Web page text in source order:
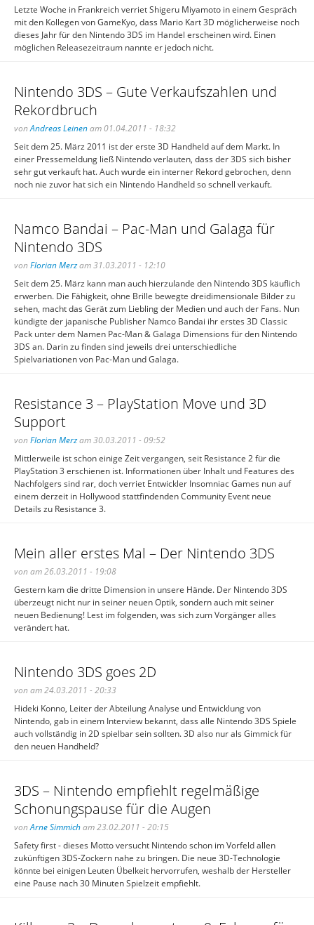
Letzte Woche in Frankreich verriet Shigeru Miyamoto in einem Gespräch
mit den Kollegen von GameKyo, dass Mario Kart 3D möglicherweise noch
dieses Jahr für den Nintendo 3DS im Handel erscheinen wird. Einen
möglichen Releasezeitraum nannte er jedoch nicht.
Nintendo 3DS – Gute Verkaufszahlen und
Rekordbruch
vonAndreas Leinenam 01.04.2011 - 18:32
Seit dem 25. März 2011 ist der erste 3D Handheld auf dem Markt. In
einer Pressemeldung ließ Nintendo verlauten, dass der 3DS sich bisher
sehr gut verkauft hat. Auch wurde ein interner Rekord gebrochen, denn
noch nie zuvor hat sich ein Nintendo Handheld so schnell verkauft.
Namco Bandai – Pac-Man und Galaga für
Nintendo 3DS
von Florian Merzam 31.03.2011 - 12:10
Seit dem 25. März kann man auch hierzulande den Nintendo 3DS käuflich
erwerben. Die Fähigkeit, ohne Brille bewegte dreidimensionale Bilder zu
sehen, macht das Gerät zum Liebling der Medien und auch der Fans. Nun
kündigte der japanische Publisher Namco Bandai ihr erstes 3D Classic
Pack unter dem Namen Pac-Man & Galaga Dimensions für den Nintendo
3DS an. Darin zu finden sind jeweils drei unterschiedliche
Spielvariationen von Pac-Man und Galaga.
Resistance 3 – PlayStation Move und 3D
Support
von Florian Merzam 30.03.2011 - 09:52
Mittlerweile ist schon einige Zeit vergangen, seit Resistance 2 für die
PlayStation 3 erschienen ist. Informationen über Inhalt und Features des
Nachfolgers sind rar, doch verriet Entwickler Insomniac Games nun auf
einem derzeit in Hollywood stattfindenden Community Event neue
Details zu Resistance 3.
Mein aller erstes Mal – Der Nintendo 3DS
von am 26.03.2011 - 19:08
Gestern kam die dritte Dimension in unsere Hände. Der Nintendo 3DS
überzeugt nicht nur in seiner neuen Optik, sondern auch mit seiner
neuen Bedienung! Lest im folgenden, was sich zum Vorgänger alles
verändert hat.
Nintendo 3DS goes 2D
von am 24.03.2011 - 20:33
Hideki Konno, Leiter der Abteilung Analyse und Entwicklung von
Nintendo, gab in einem Interview bekannt, dass alle Nintendo 3DS Spiele
auch vollständig in 2D spielbar sein sollten. 3D also nur als Gimmick für
den neuen Handheld?
3DS – Nintendo empfiehlt regelmäßige
Schonungspause für die Augen
vonArne Simmicham 23.02.2011 - 20:15
Safety first - dieses Motto versucht Nintendo schon im Vorfeld allen
zukünftigen 3DS-Zockern nahe zu bringen. Die neue 3D-Technologie
könnte bei einigen Leuten Übelkeit hervorrufen, weshalb der Hersteller
eine Pause nach 30 Minuten Spielzeit empfiehlt.